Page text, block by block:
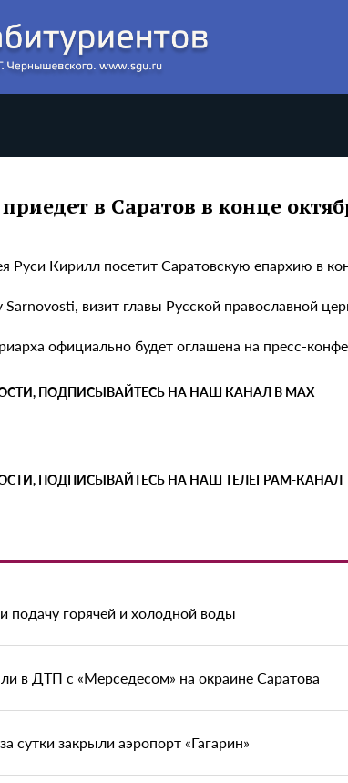
в Саратов в конце
Руси Кирилл посетит Саратовскую епархию в
Sarnovosti, визит главы Русской православной
официально будет оглашена на пресс-
ПОДПИСЫВАЙТЕСЬ НА НАШ КАНАЛ В MAX
ПОДПИСЫВАЙТЕСЬ НА НАШ ТЕЛЕГРАМ-КАНАЛ
подачу горячей и холодной воды
в ДТП с «Мерседесом» на окраине Саратова
сутки закрыли аэропорт «Гагарин»